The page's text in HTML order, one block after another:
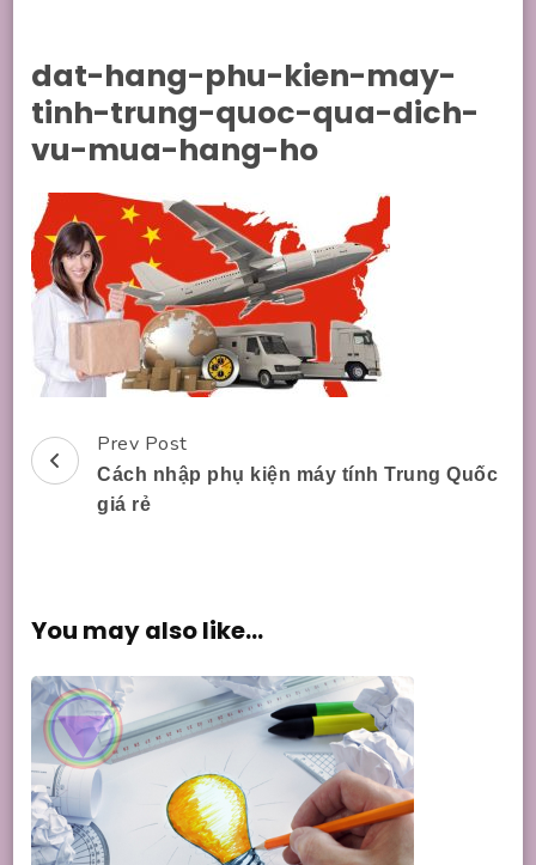
dat-hang-phu-kien-may-
tinh-trung-quoc-qua-dich-
vu-mua-hang-ho
Post
Navigation
Prev Post
Cách nhập phụ kiện máy tính Trung Quốc
giá rẻ
You may also like...